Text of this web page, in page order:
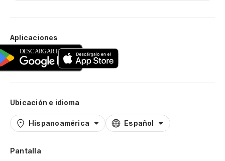
Aplicaciones
Ubicación e idioma
Hispanoamérica Español
Pantalla